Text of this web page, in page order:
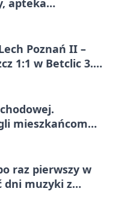
Poznań II –
1:1 w Betclic 3.
punkt z
mieszkańcom
raz pierwszy w
dni muzyki z